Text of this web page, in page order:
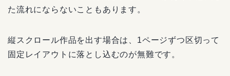
た流れにならないこともあります。
縦スクロール作品を出す場合は、1ページずつ区切って
固定レイアウトに落とし込むのが無難です。